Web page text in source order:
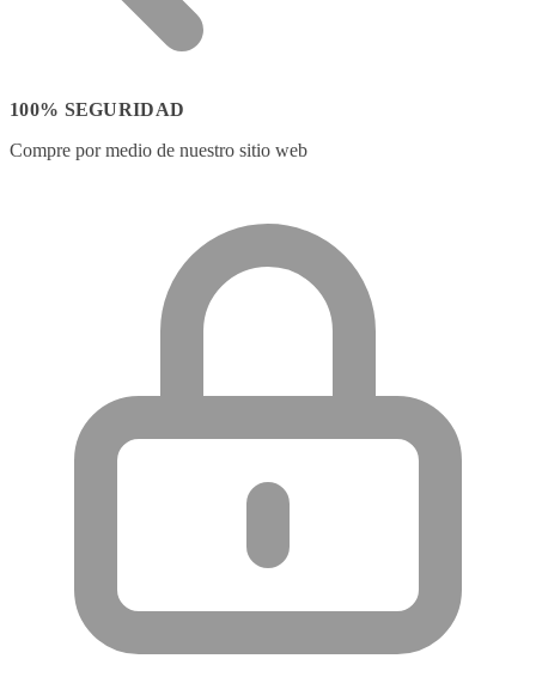
100% SEGURIDAD
Compre por medio de nuestro sitio web